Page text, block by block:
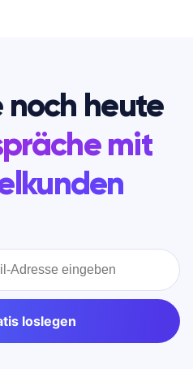
noch heute
mit
loslegen